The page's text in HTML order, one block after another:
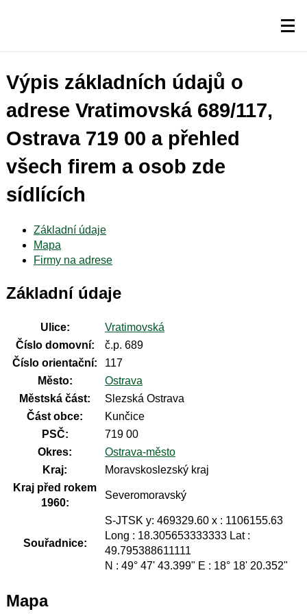
Výpis základních údajů o
adrese Vratimovská 689/117,
Ostrava 719 00 a přehled
všech firem a osob zde
sídlících
Základní údaje
Mapa
Firmy na adrese
Základní údaje
Ulice:
Vratimovská
Číslo domovní:
č.p. 689
Číslo orientační:
117
Město:
Ostrava
Městská část:
Slezská Ostrava
Část obce:
Kunčice
PSČ:
719 00
Okres:
Ostrava-město
Kraj:
Moravskoslezský kraj
Kraj před rokem
1960:
Severomoravský
Souřadnice:
S-JTSK y: 469329.60 x : 1106155.63
Long : 18.305653333333 Lat :
49.795388611111
N : 49° 47' 43.399" E : 18° 18' 20.352"
Mapa